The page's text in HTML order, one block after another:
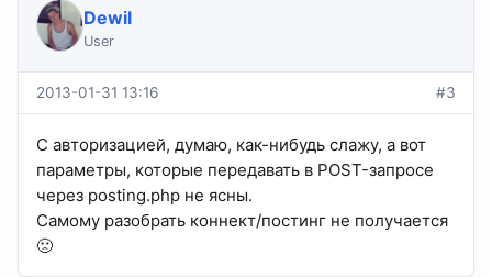
Dewil
User
2013-01-31 13:16 #3
С авторизацией, думаю, как-нибудь слажу, а вот
параметры, которые передавать в POST-запросе
через posting.php не ясны.
Самому разобрать коннект/постинг не получается
🙁